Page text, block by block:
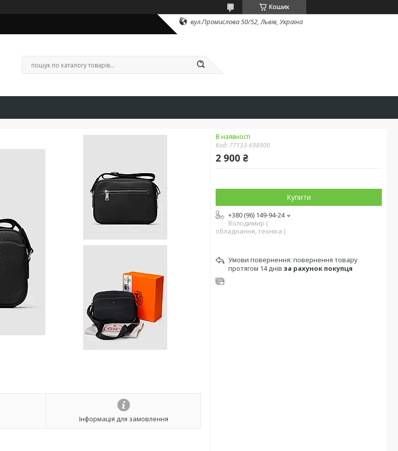
Кошик
вул.Промислова 50/52, Львів, Україна
Інформація для замовлення
В наявності
Код: 77133-698900
2 900 ₴
Купити
+380 (96) 149-94-24
Володимир (
обладнання, техніка )
повернення товару
протягом 14 днів за рахунок покупця